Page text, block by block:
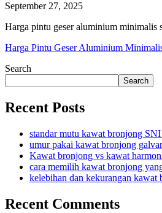
September 27, 2025
Harga pintu geser aluminium
Harga Pintu Geser Aluminium
Search
Search
Recent Posts
standar mutu kawat bronjong
umur pakai kawat bronjong
Kawat bronjong vs kawat
cara memilih kawat bronjong
kelebihan dan kekurangan kawat
Recent Comments